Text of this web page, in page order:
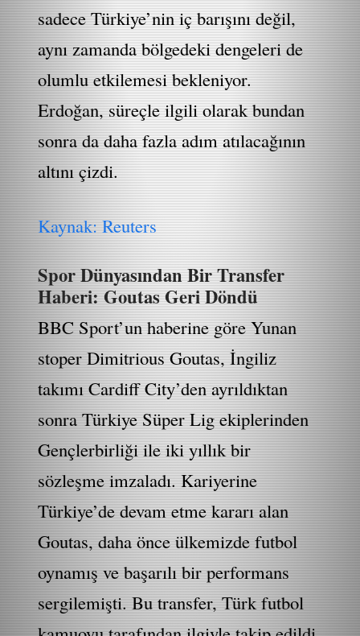
sadece Türkiye’nin iç barışını değil,
aynı zamanda bölgedeki dengeleri de
olumlu etkilemesi bekleniyor.
Erdoğan, süreçle ilgili olarak bundan
sonra da daha fazla adım atılacağının
altını çizdi.
Kaynak: Reuters
Spor Dünyasından Bir Transfer
Haberi: Goutas Geri Döndü
BBC Sport’un haberine göre Yunan
stoper Dimitrious Goutas, İngiliz
takımı Cardiff City’den ayrıldıktan
sonra Türkiye Süper Lig ekiplerinden
Gençlerbirliği ile iki yıllık bir
sözleşme imzaladı. Kariyerine
Türkiye’de devam etme kararı alan
Goutas, daha önce ülkemizde futbol
oynamış ve başarılı bir performans
sergilemişti. Bu transfer, Türk futbol